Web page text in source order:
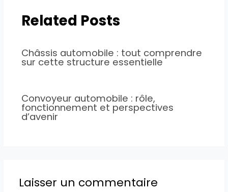
Related Posts
Châssis automobile : tout comprendre
sur cette structure essentielle
Convoyeur automobile : rôle,
fonctionnement et perspectives
d’avenir
Laisser un commentaire